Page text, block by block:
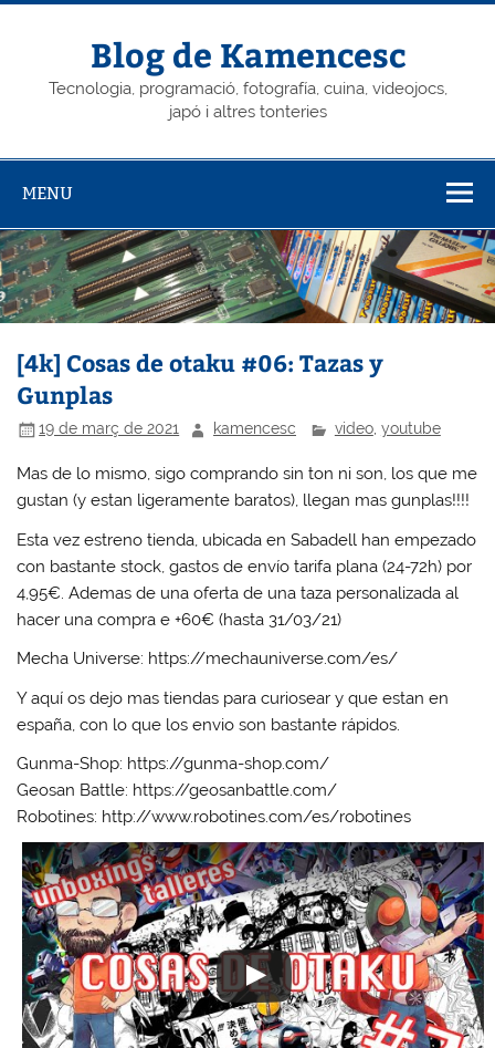
Skip
Blog de Kamencesc
Tecnologia, programació, fotografía, cuina, videojocs,
japó i altres tonteries
MENU
[4k] Cosas de otaku #06: Tazas y
Gunplas
19 de març de 2021 kamencesc video, youtube
Mas de lo mismo, sigo comprando sin ton ni son, los que me
gustan (y estan ligeramente baratos), llegan mas gunplas!!!!
Esta vez estreno tienda, ubicada en Sabadell han empezado
con bastante stock, gastos de envío tarifa plana (24-72h) por
4,95€. Ademas de una oferta de una taza personalizada al
hacer una compra e +60€ (hasta 31/03/21)
Mecha Universe: https://mechauniverse.com/es/
Y aquí os dejo mas tiendas para curiosear y que estan en
españa, con lo que los envio son bastante rápidos.
Gunma-Shop: https://gunma-shop.com/
Geosan Battle: https://geosanbattle.com/
Robotines: http://www.robotines.com/es/robotines